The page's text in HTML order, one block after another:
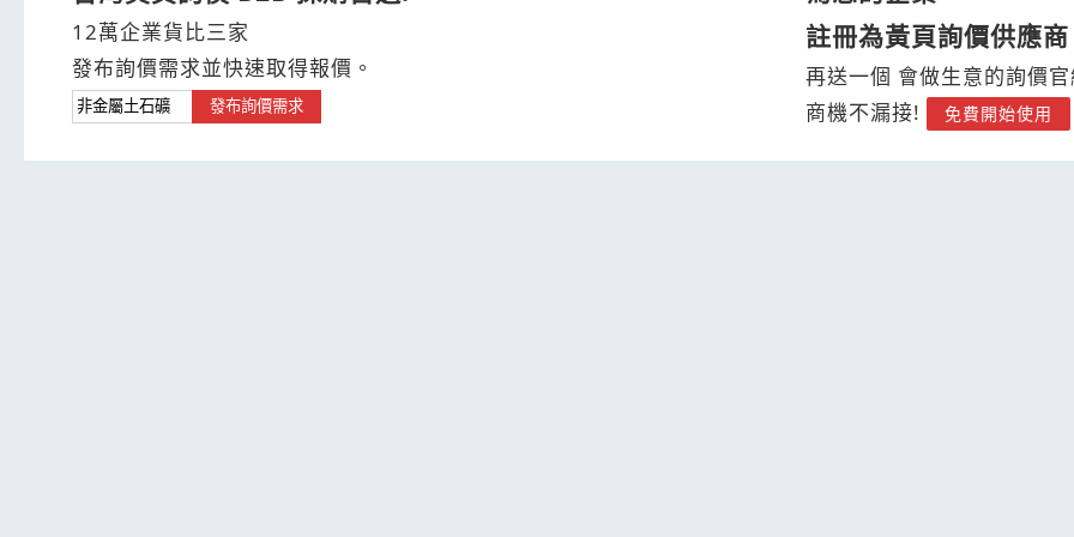
12萬企業貨比三家
發布詢價需求並快速取得報價。
發布詢價需求
註冊為黃頁詢價供應商
再送一個 會做生意的詢價
商機不漏接!
免費開始使用